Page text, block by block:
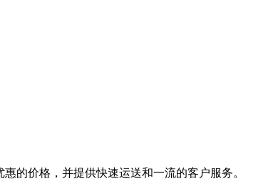
的价格，并提供快速运送和一流的客户服务。